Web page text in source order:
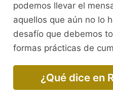
podemos llevar el
aquellos que aún no lo
desafío que debemos
formas prácticas de
¿Qué dice en